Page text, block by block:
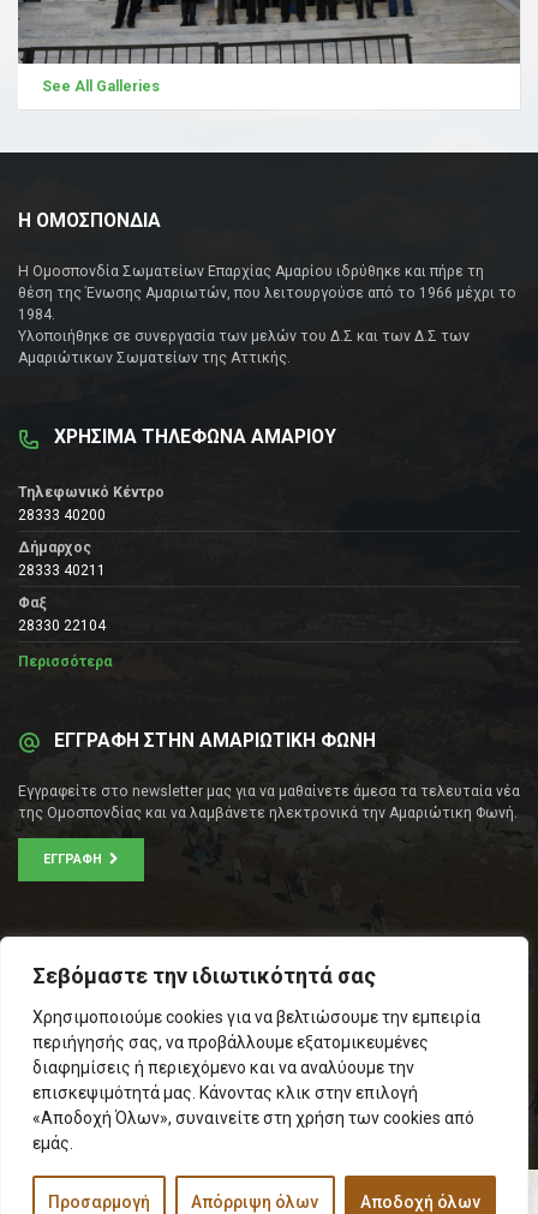
Σεβόμαστε την ιδιωτικότητά σας
Χρησιμοποιούμε cookies για να βελτιώσουμε την εμπειρία
περιήγησής σας, να προβάλλουμε εξατομικευμένες
διαφημίσεις ή περιεχόμενο και να αναλύουμε την
επισκεψιμότητά μας. Κάνοντας κλικ στην επιλογή
«Αποδοχή Όλων», συναινείτε στη χρήση των cookies από
εμάς.
Προσαρμογή Απόρριψη όλων Αποδοχή όλων
See All Galleries
Η ΟΜΟΣΠΟΝΔΙΑ
Η Ομοσπονδία Σωματείων Επαρχίας Αμαρίου ιδρύθηκε και πήρε τη
θέση της Ένωσης Αμαριωτών, που λειτουργούσε από το 1966 μέχρι το
1984.
Υλοποιήθηκε σε συνεργασία των μελών του Δ.Σ και των Δ.Σ των
Αμαριώτικων Σωματείων της Αττικής.
ΧΡΗΣΙΜΑ ΤΗΛΕΦΩΝΑ ΑΜΑΡΙΟΥ
Τηλεφωνικό Κέντρο
28333 40200
Δήμαρχος
28333 40211
Φαξ
28330 22104
Περισσότερα
ΕΓΓΡΑΦΗ ΣΤΗΝ ΑΜΑΡΙΩΤΙΚΗ ΦΩΝΗ
Εγγραφείτε στο newsletter μας για να μαθαίνετε άμεσα τα τελευταία νέα
της Ομοσπονδίας και να λαμβάνετε ηλεκτρονικά την Αμαριώτικη Φωνή.
ΕΓΓΡΑΦΉ
Τ.Κ.: 105 53
Τηλ. – Fax: 210 33 14 346
Τηλ. Προέδρου: 6971566783
Email:info@omospamari.gr
© 2017 Ομοσπονδία Σωματείων Επαρχίας Αμαρίου